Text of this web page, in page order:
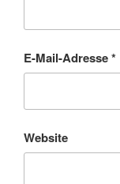
E-Mail-Adresse*
Website